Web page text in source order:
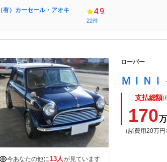
（有）カーセール・アオキ 4.9
22件
今あなたの他に 13人 が見ています
ローバー
支払総額(
170
（諸費用20万円